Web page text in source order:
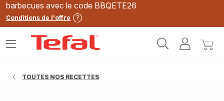
barbecues avec le code BBQETE26
Conditions de l'offre
MonMon
Ouvrir
TOUTES NOS RECETTES